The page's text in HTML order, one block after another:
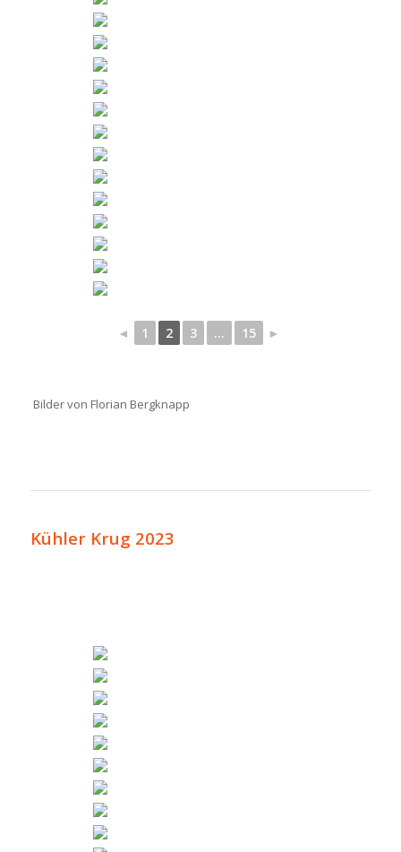
◄ 1 2 3 ... 15 ►
Bilder von Florian Bergknapp
Kühler Krug 2023